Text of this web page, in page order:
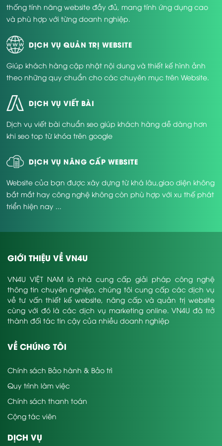
thống tính năng website đầy đủ, mang tính ứng dụng cao
và phù hợp với từng doanh nghiệp.
DỊCH VỤ QUẢN TRỊ WEBSITE
Giúp khách hàng cập nhật nội dung và thiết kế hình ảnh
theo những quy chuẩn cho các chuyên mục trên Website.
DỊCH VỤ VIẾT BÀI
Dịch vụ viết bài chuẩn seo giúp khách hàng dễ dàng hơn
khi seo top từ khóa trên google
DỊCH VỤ NÂNG CẤP WEBSITE
Website của bạn được xây dựng từ khá lâu,giao diện không
bắt mắt hay công nghệ không còn phù hợp với xu thế phát
triển hiện nay ...
GIỚI THIỆU VỀ VN4U
VN4U VIỆT NAM là nhà cung cấp giải pháp công nghệ
thông tin chuyên nghiệp, chúng tôi cung cấp các dịch vụ
về tư vấn thiết kế website, nâng cấp và quản trị website
cùng với đó là các dịch vụ marketing online. VN4U đã trở
thành đối tác tin cậy của nhiều doanh nghiệp
VỀ CHÚNG TÔI
Chính sách Bảo hành & Bảo trì
Quy trình làm việc
Chính sách thanh toán
Cộng tác viên
DỊCH VỤ